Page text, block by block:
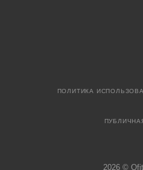
ПОЛИТИКА
2026 ©